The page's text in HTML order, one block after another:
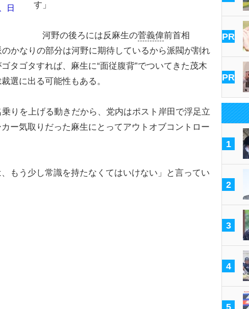
日
す」
河野の後ろには反麻生の菅義偉前首相
のかなりの部分は河野に期待しているから派閥が割れ
タゴタすれば、麻生に“面従腹背”でついてきた茂木
選に出る可能性もある。
りを上げる動きだから、党内はポスト岸田で浮足立
ー気取りだった麻生にとってアウトオブコントロー
もう少し常識を持たなくてはいけない」と言ってい
PR
PR
1
2
3
4
5